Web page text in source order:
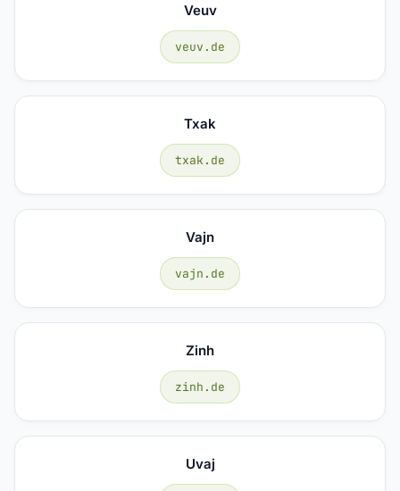
Veuv
veuv.de
Txak
txak.de
Vajn
vajn.de
Zinh
zinh.de
Uvaj